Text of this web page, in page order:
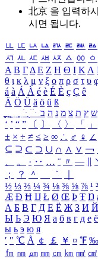
北京 을 입력하
시면 됩니다.
ㅥ ㅦ ㅧ ㅨ ㅩ ㅪ ㅫ ㅬ
ㅺ ㅻ ㅼ ㅽ ㅾ ㅿ ㆀ ㆁ
Α Β ΓΔ Ε Ζ Η Θ Ι ΚΛ
θ ι κ λ μ ν ξ ο π ρ σ τ υ
á à Á À é è É È ç Ç ê
Ä Ö Ü ä ö ü ß
ִֶֹ ֻּ ׁׂ ש ץ ת צ מ נ ה ב
‘ ’ “ ” 〔 〕 〈 〉 「 」
± × ÷ ≠ ≤ ≥ ∞ ∴ ♂ ♀ ∠
⊆ ⊇ ⊂ ⊃ ∪ ∩ ∧ ∨ ￢
、
。 · ‥ … ¨ 〃 ―
；
？ ＾ ｀
½ ⅓ ⅔ ¼ ¾ ⅛ ⅜ ⅝ ⅞ ¹ ²
Æ Ð Ħ Ĳ Ł Ø Œ Þ Ŧ Ŋ
А Б В Г Д Е Ё Ж З И Й
Ы Ь Э Ю Я а б в г д е ё
ы ь э ю я
′ ″ ℃ Å ￠ ￡ ￥ ¤ ℉ ‰
㎙ ㎚ ㎛ ㎜ ㎝ ㎞ ㎟ ㎠